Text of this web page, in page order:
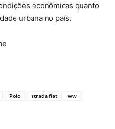
econômicas quanto
urbana no país.
Polo strada fiat ww